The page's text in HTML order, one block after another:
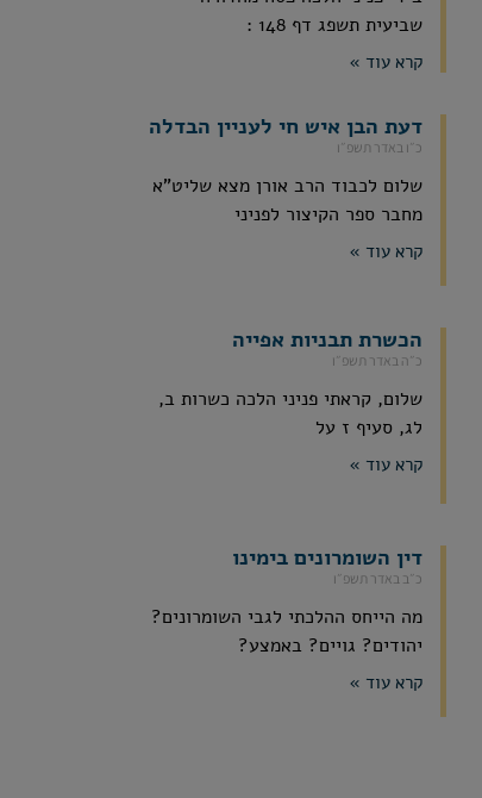
שביעית תשפג דף 148 :
קרא עוד »
דעת הבן איש חי לעניין הבדלה
כ״ו באדר תשפ״ו
שלום לכבוד הרב אורן מצא שליט"א
מחבר ספר הקיצור לפניני
קרא עוד »
הכשרת תבניות אפייה
כ״ה באדר תשפ״ו
שלום, קראתי פניני הלכה כשרות ב,
לג, סעיף ז על
קרא עוד »
דין השומרונים בימינו
כ״ב באדר תשפ״ו
מה הייחס ההלכתי לגבי השומרונים?
יהודים? גויים? באמצע?
קרא עוד »